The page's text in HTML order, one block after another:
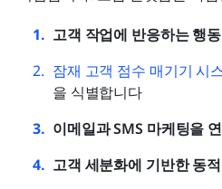
고객 작업에 반응하는 행
잠재 고객 점수 매기기 시
을 식별합니다
이메일과 SMS 마케팅을
고객 세분화에 기반한 동